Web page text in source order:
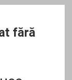
fără